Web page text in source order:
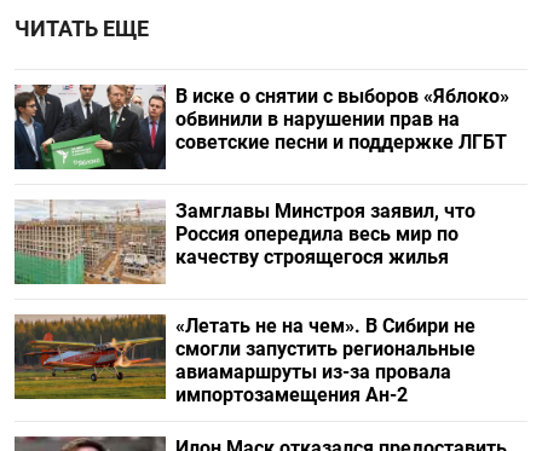
ЧИТАТЬ ЕЩЕ
В иске о снятии с выборов «Яблоко»
обвинили в нарушении прав на
советские песни и поддержке ЛГБТ
Замглавы Минстроя заявил, что
Россия опередила весь мир по
качеству строящегося жилья
«Летать не на чем». В Сибири не
смогли запустить региональные
авиамаршруты из-за провала
импортозамещения Ан-2